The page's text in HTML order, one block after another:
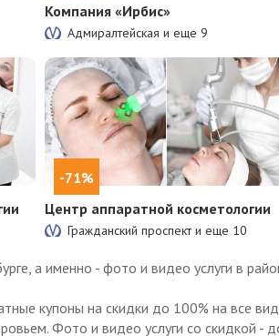
Компания «Ирбис»
Адмиралтейская и еще 9
-71%
Центр аппаратной косметологии
Гражданский проспект и еще 10
а именно - фото и видео услуги в
купоны на скидки до 100% на все
Фото и видео услуги со скидкой -